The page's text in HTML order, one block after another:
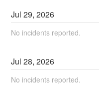
Jul29,2026
No incidents reported.
Jul28,2026
No incidents reported.